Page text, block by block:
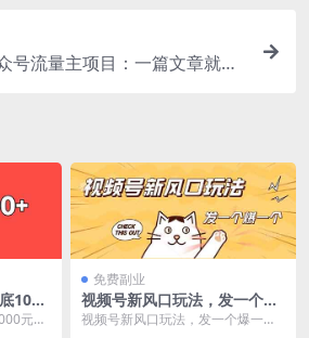
号流量主项目：一篇文章就能
1000
了近2
元，
免费副业
视频号新风口玩法，发一个爆
一个，单个作品最高收益1000
视频号新风口玩法，发一个爆一